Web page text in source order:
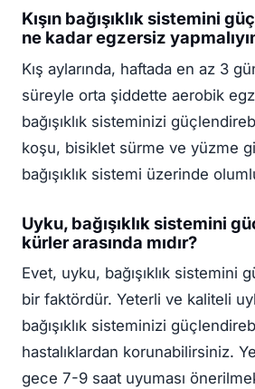
Kışın bağışıklık sistemini
ne kadar egzersiz
Kış aylarında, haftada en az 3
süreyle orta şiddette aerobik
bağışıklık sisteminizi
koşu, bisiklet sürme ve yüzme
bağışıklık sistemi üzerinde
Uyku, bağışıklık sistemini
kürler arasında mıdır?
Evet, uyku, bağışıklık sistemini
bir faktördür. Yeterli ve kaliteli
bağışıklık sisteminizi
hastalıklardan korunabilirsiniz.
gece 7-9 saat uyuması